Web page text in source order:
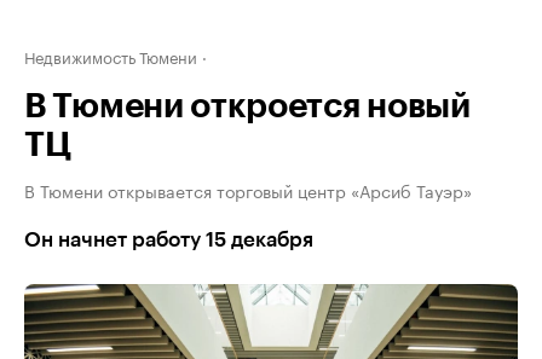
Недвижимость Тюмени
В Тюмени откроется новый
ТЦ
В Тюмени открывается торговый центр «Арсиб Тауэр»
Он начнет работу 15 декабря